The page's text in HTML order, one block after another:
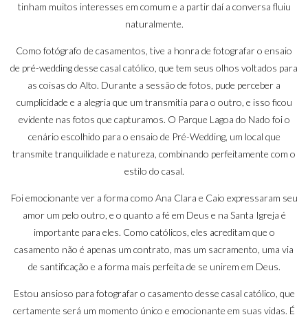
tinham muitos interesses em comum e a partir daí a conversa fluiu
naturalmente.
Como fotógrafo de casamentos, tive a honra de fotografar o ensaio
de pré-wedding desse casal católico, que tem seus olhos voltados para
as coisas do Alto. Durante a sessão de fotos, pude perceber a
cumplicidade e a alegria que um transmitia para o outro, e isso ficou
evidente nas fotos que capturamos. O Parque Lagoa do Nado foi o
cenário escolhido para o ensaio de Pré-Wedding, um local que
transmite tranquilidade e natureza, combinando perfeitamente com o
estilo do casal.
Foi emocionante ver a forma como Ana Clara e Caio expressaram seu
amor um pelo outro, e o quanto a fé em Deus e na Santa Igreja é
importante para eles. Como católicos, eles acreditam que o
casamento não é apenas um contrato, mas um sacramento, uma via
de santificação e a forma mais perfeita de se unirem em Deus.
Estou ansioso para fotografar o casamento desse casal católico, que
certamente será um momento único e emocionante em suas vidas. É